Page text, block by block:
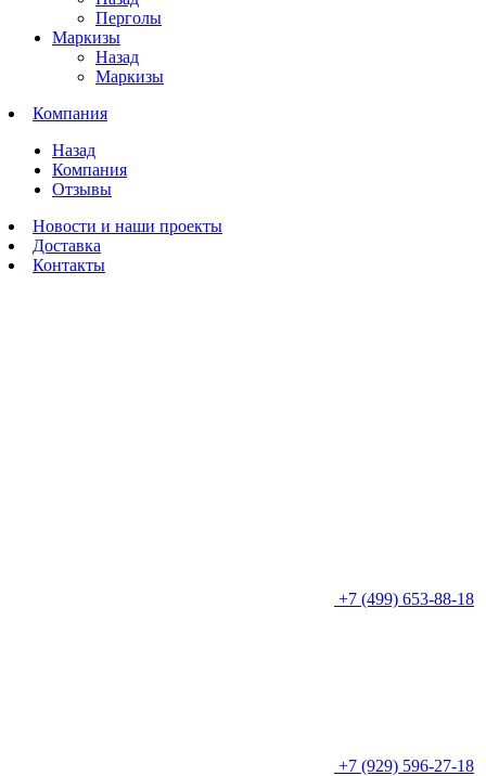
Перголы
Маркизы
Назад
Маркизы
Компания
Назад
Компания
Отзывы
Новости и наши проекты
Доставка
Контакты
+7 (499) 653-88-18
+7 (929) 596-27-18